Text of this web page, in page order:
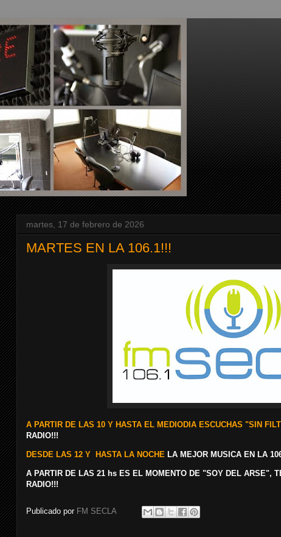
martes, 17 de febrero de 2026
MARTES EN LA 106.1!!!
A PARTIR DE LAS 10 Y HASTA EL MEDIODIA ESCUCHAS "SIN
RADIO!!!
DESDE LAS 12 Y HASTA LA NOCHE LA MEJOR MUSICA EN LA
A PARTIR DE LAS 21 hs ES EL MOMENTO DE "SOY DEL ARSE",
RADIO!!!
Publicado por FM SECLA